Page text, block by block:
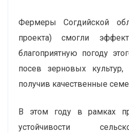
Фермеры Согдийской
проекта) смогли
благоприятную погоду
посев зерновых
получив качественные
В этом году в рамках
устойчивости